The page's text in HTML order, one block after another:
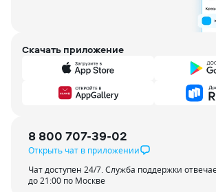
Скачать приложение
8 800 707-39-02
Открыть чат в приложении
Чат доступен 24/7. Служба поддержки
до 21:00 по Москве